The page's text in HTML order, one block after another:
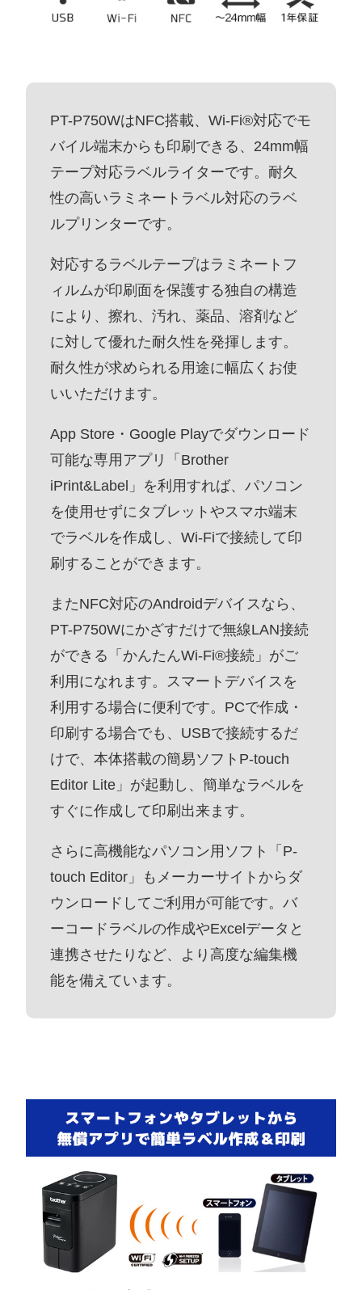
PT-P750WはNFC搭載、Wi-Fi®対応でモ
バイル端末からも印刷できる、24mm幅
テープ対応ラベルライターです。耐久
性の高いラミネートラベル対応のラベ
ルプリンターです。
対応するラベルテープはラミネートフ
ィルムが印刷面を保護する独自の構造
により、擦れ、汚れ、薬品、溶剤など
に対して優れた耐久性を発揮します。
耐久性が求められる用途に幅広くお使
いいただけます。
App Store・Google Playでダウンロード
可能な専用アプリ「Brother
iPrint&Label」を利用すれば、パソコン
を使用せずにタブレットやスマホ端末
でラベルを作成し、Wi-Fiで接続して印
刷することができます。
またNFC対応のAndroidデバイスなら、
PT-P750Wにかざすだけで無線LAN接続
ができる「かんたんWi-Fi®接続」がご
利用になれます。スマートデバイスを
利用する場合に便利です。PCで作成・
印刷する場合でも、USBで接続するだ
けで、本体搭載の簡易ソフトP-touch
Editor Lite」が起動し、簡単なラベルを
すぐに作成して印刷出来ます。
さらに高機能なパソコン用ソフト「P-
touch Editor」もメーカーサイトからダ
ウンロードしてご利用が可能です。バ
ーコードラベルの作成やExcelデータと
連携させたりなど、より高度な編集機
能を備えています。